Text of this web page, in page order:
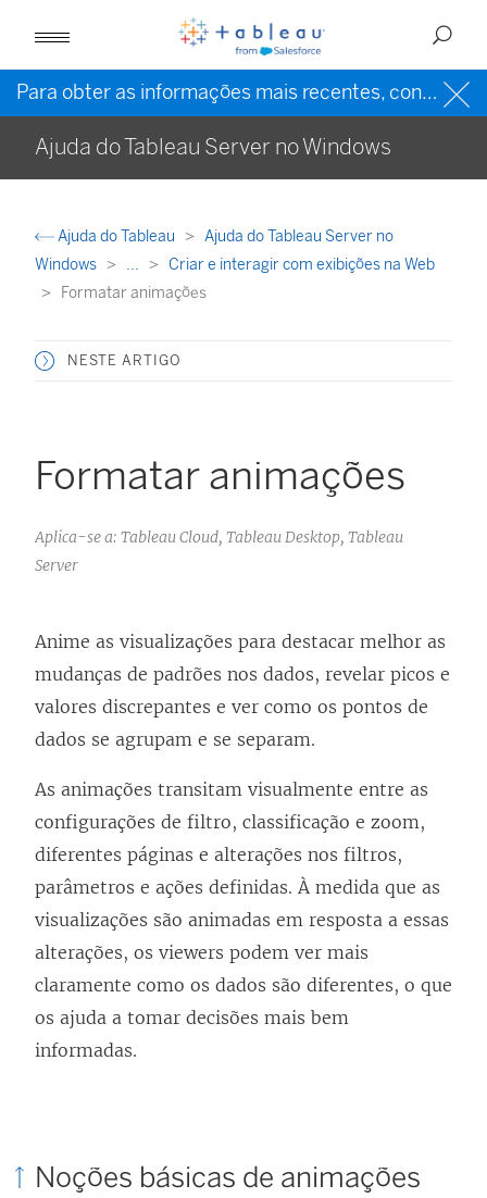
Para obter as informações mais recentes, consulte a
Ajuda do Tableau Server no Windows
Ajuda do Tableau
Ajuda do Tableau Server no
Windows
...
Criar e interagir com exibições na Web
Formatar animações
NESTE ARTIGO
Formatar animações
Aplica-se a: Tableau Cloud, Tableau Desktop, Tableau
Server
Anime as visualizações para destacar melhor as
mudanças de padrões nos dados, revelar picos e
valores discrepantes e ver como os pontos de
dados se agrupam e se separam.
As animações transitam visualmente entre as
configurações de filtro, classificação e zoom,
diferentes páginas e alterações nos filtros,
parâmetros e ações definidas. À medida que as
visualizações são animadas em resposta a essas
alterações, os viewers podem ver mais
claramente como os dados são diferentes, o que
os ajuda a tomar decisões mais bem
informadas.
Noções básicas de animações